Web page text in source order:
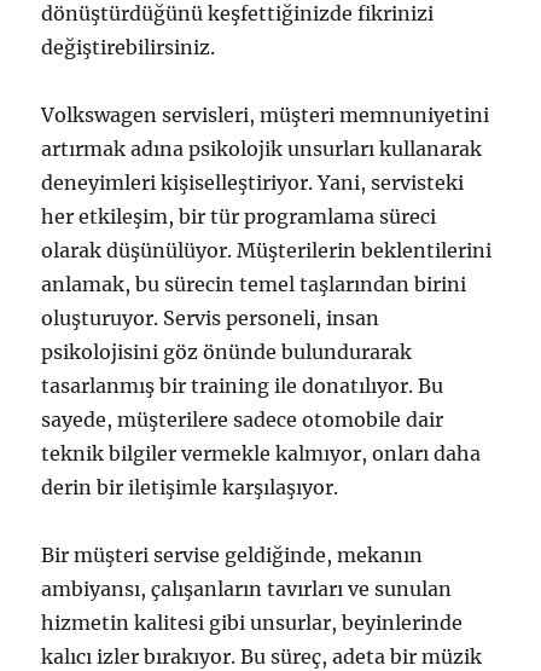
dönüştürdüğünü keşfettiğinizde fikrinizi
değiştirebilirsiniz.
Volkswagen servisleri, müşteri memnuniyetini
artırmak adına psikolojik unsurları kullanarak
deneyimleri kişiselleştiriyor. Yani, servisteki
her etkileşim, bir tür programlama süreci
olarak düşünülüyor. Müşterilerin beklentilerini
anlamak, bu sürecin temel taşlarından birini
oluşturuyor. Servis personeli, insan
psikolojisini göz önünde bulundurarak
tasarlanmış bir training ile donatılıyor. Bu
sayede, müşterilere sadece otomobile dair
teknik bilgiler vermekle kalmıyor, onları daha
derin bir iletişimle karşılaşıyor.
Bir müşteri servise geldiğinde, mekanın
ambiyansı, çalışanların tavırları ve sunulan
hizmetin kalitesi gibi unsurlar, beyinlerinde
kalıcı izler bırakıyor. Bu süreç, adeta bir müzik